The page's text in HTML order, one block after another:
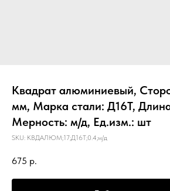
Квадрат алюминиевый,
мм, Марка стали: Д16Т,
Мерность: м/д, Ед.изм.: шт
SKU: КВДАЛЮМ;17;Д16Т;0.4;м/д
675 р.